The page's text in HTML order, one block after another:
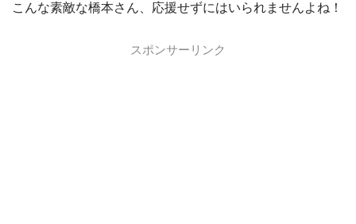
こんな素敵な橋本さん、応援せずにはいられませんよね！
スポンサーリンク